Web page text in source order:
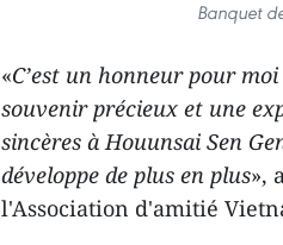
Banquet
«C’est un honneur pour
souvenir précieux et une
sincères à Houunsai Sen
développe de plus en plus»,
l'Association d'amitié